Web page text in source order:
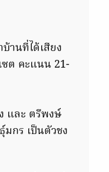
านที่ได้เสียง
ซต คะแนน 21-
และ ตรีพงษ์
กร เป็นตัวชง